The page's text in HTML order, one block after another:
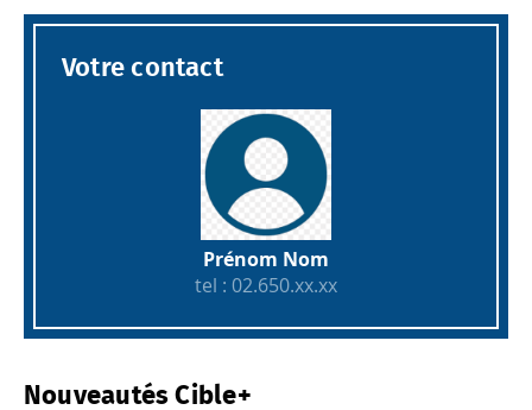
Votre contact
Prénom Nom
tel : 02.650.xx.xx
Nouveautés Cible+